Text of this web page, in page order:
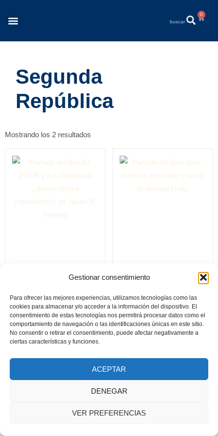
Gestionar consentimiento
Para ofrecer las mejores experiencias, utilizamos tecnologías como las
cookies para almacenar y/o acceder a la información del dispositivo. El
consentimiento de estas tecnologías nos permitirá procesar datos como el
comportamiento de navegación o las identificaciones únicas en este sitio.
No consentir o retirar el consentimiento, puede afectar negativamente a
ciertas características y funciones.
ACEPTAR
DENEGAR
VER PREFERENCIAS
0
Segunda
República
Mostrando los 2 resultados
República:
¿democracia o
comunismo?
odio y amor
Documento seguridad GSPR
2024 © Todos los derechos reservados. Diseñado por Asa
Publicidad y Fotografía